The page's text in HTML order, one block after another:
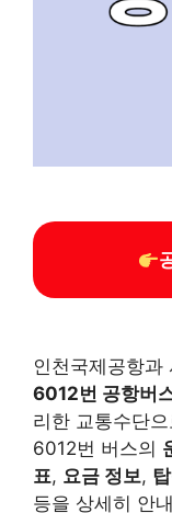
인천국제공항과
6012번 공항버
리한 교통수단
6012번 버스의
표, 요금 정보,
등을 상세히 안